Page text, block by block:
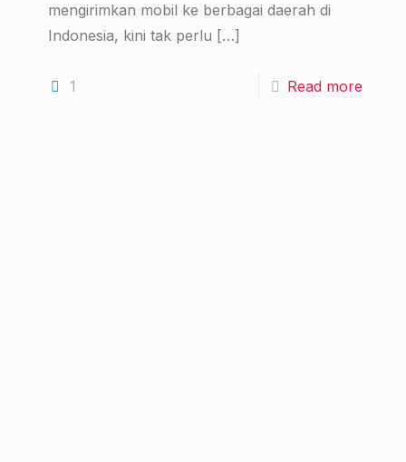
mengirimkan mobil ke berbagai daerah di
Indonesia, kini tak perlu […]
1 Read more